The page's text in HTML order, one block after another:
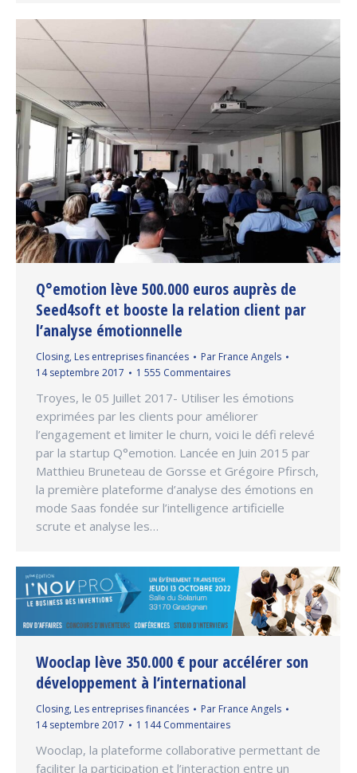
Q°emotion lève 500.000 euros auprès de
Seed4soft et booste la relation client par
l’analyse émotionnelle
Closing, Les entreprises financées Par France Angels
14 septembre 2017
1 555 Commentaires
Troyes, le 05 Juillet 2017- Utiliser les émotions
exprimées par les clients pour améliorer
l’engagement et limiter le churn, voici le défi relevé
par la startup Q°emotion. Lancée en Juin 2015 par
Matthieu Bruneteau de Gorsse et Grégoire Pfirsch,
la première plateforme d’analyse des émotions en
mode Saas fondée sur l’intelligence artificielle
scrute et analyse les…
Wooclap lève 350.000 € pour accélérer son
développement à l’international
Closing, Les entreprises financées Par France Angels
14 septembre 2017
1 144 Commentaires
Wooclap, la plateforme collaborative permettant de
faciliter la participation et l’interaction entre un